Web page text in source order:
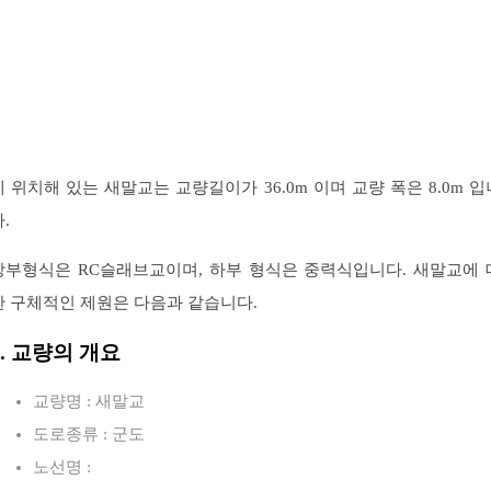
위치해 있는 새말교는 교량길이가 36.0m 이며 교량 폭은 8.0m 입
.
부형식은 RC슬래브교이며, 하부 형식은 중력식입니다. 새말교에
구체적인 제원은 다음과 같습니다.
교량의 개요
교량명 : 새말교
도로종류 : 군도
노선명 :